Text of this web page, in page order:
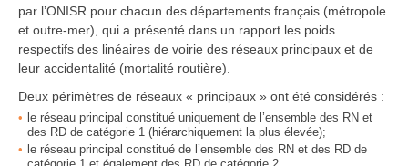
par l’ONISR pour chacun des départements français (métropole
et outre-mer), qui a présenté dans un rapport les poids
respectifs des linéaires de voirie des réseaux principaux et de
leur accidentalité (mortalité routière).
Deux périmètres de réseaux « principaux » ont été considérés :
le réseau principal constitué uniquement de l’ensemble des RN et
des RD de catégorie 1 (hiérarchiquement la plus élevée);
le réseau principal constitué de l’ensemble des RN et des RD de